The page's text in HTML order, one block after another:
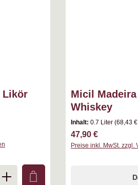
Anzahl zu erhöhen
benutze die
Likör
den gewünschten
Micil Madeira
Whiskey
Inhalt:0.7 Liter(68,43
Regulärer Preis:
47,90 €
Preise inkl. MwSt. zzgl.